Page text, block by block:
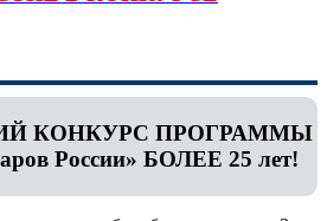
КОНКУРС ПРОГРАММЫ
России» БОЛЕЕ 25 лет!